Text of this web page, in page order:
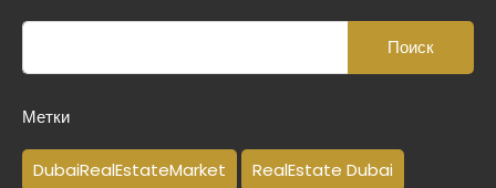
Метки
DubaiRealEstateMarket RealEstate Dubai